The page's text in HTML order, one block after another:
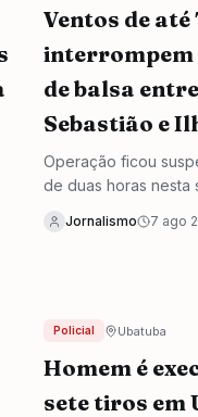
Ventos de até
interrompem
de balsa
Sebastião e
Operação ficou
de duas horas nesta
outras três
também estão
Jornalismo 7 ago
Policial Ubatuba
Homem é
sete tiros em